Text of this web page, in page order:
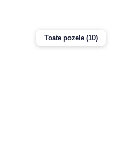
Toate pozele (10)